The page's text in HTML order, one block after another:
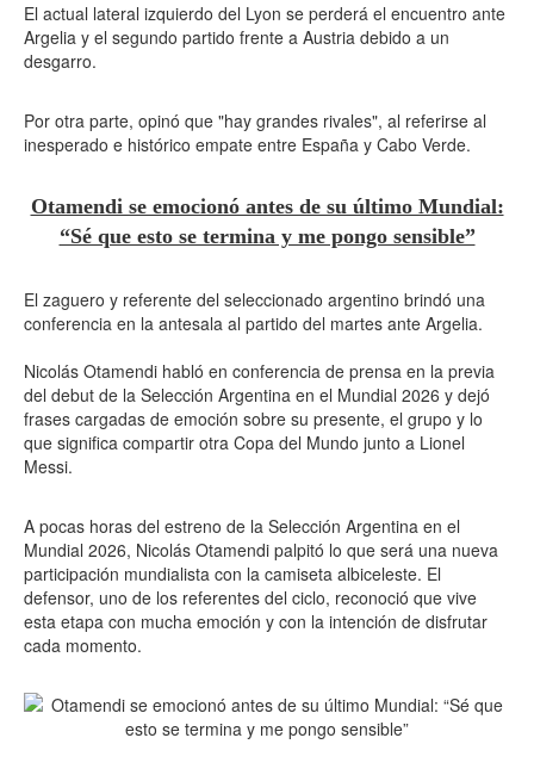
El actual lateral izquierdo del Lyon se perderá el encuentro ante
Argelia y el segundo partido frente a Austria debido a un
desgarro.
Por otra parte, opinó que "hay grandes rivales", al referirse al
inesperado e histórico empate entre España y Cabo Verde.
Otamendi se emocionó antes de su último Mundial:
“Sé que esto se termina y me pongo sensible”
El zaguero y referente del seleccionado argentino brindó una
conferencia en la antesala al partido del martes ante Argelia.
Nicolás Otamendi habló en conferencia de prensa en la previa
del debut de la Selección Argentina en el Mundial 2026 y dejó
frases cargadas de emoción sobre su presente, el grupo y lo
que significa compartir otra Copa del Mundo junto a Lionel
Messi.
A pocas horas del estreno de la Selección Argentina en el
Mundial 2026, Nicolás Otamendi palpitó lo que será una nueva
participación mundialista con la camiseta albiceleste. El
defensor, uno de los referentes del ciclo, reconoció que vive
esta etapa con mucha emoción y con la intención de disfrutar
cada momento.